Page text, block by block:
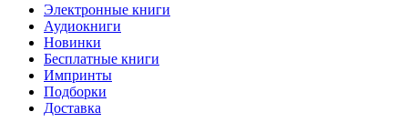
Электронные книги
Аудиокниги
Новинки
Бесплатные книги
Импринты
Подборки
Доставка